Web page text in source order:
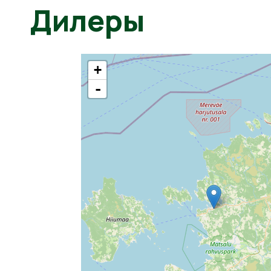
Дилеры
+
-